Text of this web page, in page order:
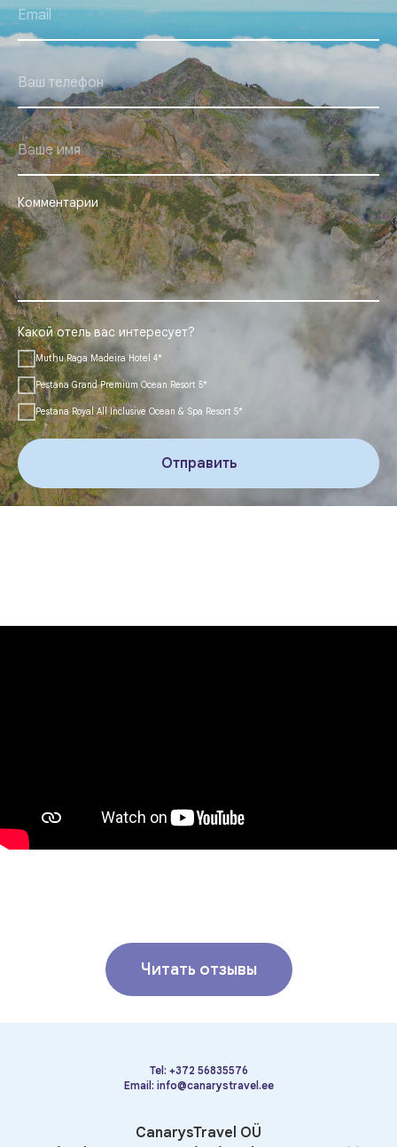
Комментарии
Какой отель вас интересует?
Muthu Raga Madeira Hotel 4*
Pestana Grand Premium Ocean Resort 5*
Pestana Royal All Inclusive Ocean & Spa Resort 5*
Отправить
Читать отзывы
Tel: +372 56835576
Email: info@canarystravel.ee
CanarysTravel OÜ